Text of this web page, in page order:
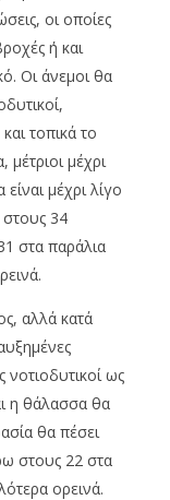
οι οποίες
ή και
Οι άνεμοι θα
τοπικά το
μέχρι
μέχρι λίγο
34
στα παράλια
αλλά κατά
ως
η θάλασσα θα
θα πέσει
στους 22 στα
ορεινά.